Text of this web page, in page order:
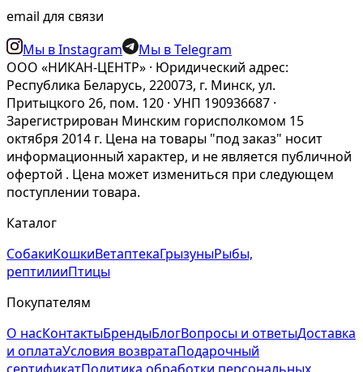
email для связи
Мы в Instagram
Мы в Telegram
ООО «НИКАН-ЦЕНТР» · Юридический адрес:
Республика Беларусь, 220073, г. Минск, ул.
Притыцкого 26, пом. 120 · УНП 190936687 ·
Зарегистрирован Минским горисполкомом 15
октября 2014 г. Цена на товары "под заказ" носит
информационный характер, и не является публичной
офертой . Цена может измениться при следующем
поступлении товара.
Каталог
СобакиКошкиВетаптекаГрызуныРыбы,
рептилииПтицы
Покупателям
О насКонтактыБрендыБлогВопросы и ответыДоставка
и оплатаУсловия возвратаПодарочный